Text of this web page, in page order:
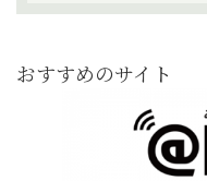
おすすめのサイト